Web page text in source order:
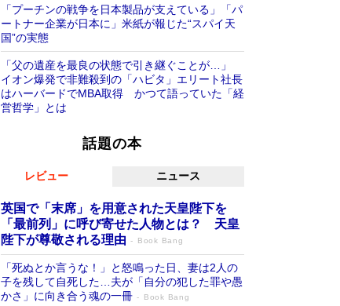
「プーチンの戦争を日本製品が支えている」「パ
ートナー企業が日本に」米紙が報じた“スパイ天
国”の実態
「父の遺産を最良の状態で引き継ぐことが…」
イオン爆発で非難殺到の「ハビタ」エリート社長
はハーバードでMBA取得 かつて語っていた「経
営哲学」とは
話題の本
レビュー ニュース
英国で「末席」を用意された天皇陛下を
「最前列」に呼び寄せた人物とは？ 天皇
陛下が尊敬される理由
Book Bang
「死ぬとか言うな！」と怒鳴った日、妻は2人の
子を残して自死した…夫が「自分の犯した罪や愚
かさ」に向き合う魂の一冊
Book Bang